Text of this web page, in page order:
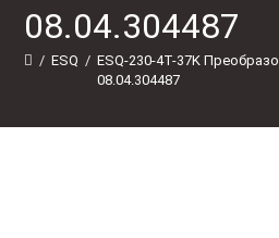
08.04.304487
/ ESQ / ESQ-230-4T-37K
08.04.304487